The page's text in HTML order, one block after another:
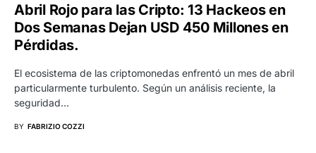
Abril Rojo para las Cripto: 13 Hackeos en
Dos Semanas Dejan USD 450 Millones en
Pérdidas.
El ecosistema de las criptomonedas enfrentó un mes de abril
particularmente turbulento. Según un análisis reciente, la
seguridad…
BY FABRIZIO COZZI